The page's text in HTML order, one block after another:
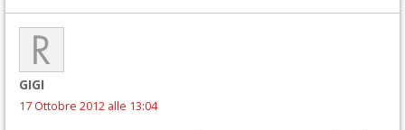
GIGI
17 Ottobre 2012 alle 13:04